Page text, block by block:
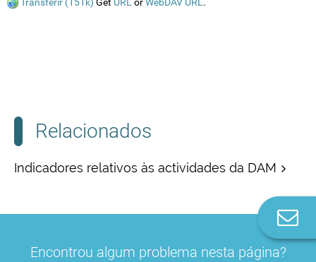
Relacionados
Indicadores relativos às actividades da DAM
Encontrou algum problema nesta página?